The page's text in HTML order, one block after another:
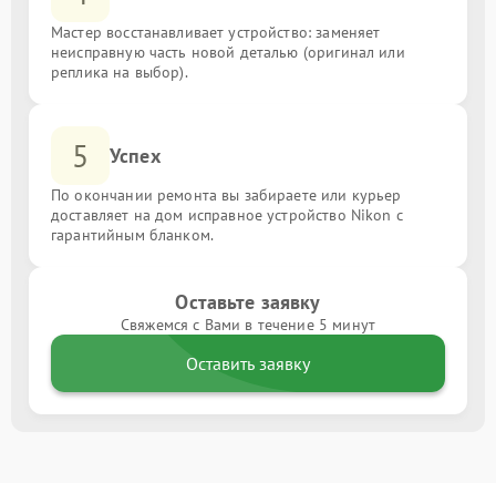
Мастер восстанавливает устройство: заменяет
неисправную часть новой деталью (оригинал или
реплика на выбор).
5 Успех
По окончании ремонта вы забираете или курьер
доставляет на дом исправное устройство Nikon с
гарантийным бланком.
Оставьте заявку
Свяжемся с Вами в течение 5 минут
Оставить заявку